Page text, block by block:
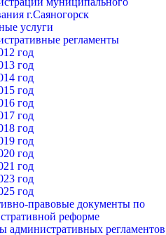
г.Саяногорск
услуги
регламенты
год
год
год
год
год
год
год
год
год
год
год
год
правовые документы по
реформе
административных регламентов